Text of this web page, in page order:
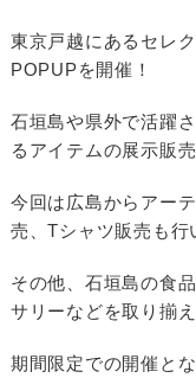
東京戸越にあるセレ
POPUPを開催！
石垣島や県外で活躍
るアイテムの展示販売
今回は広島からアー
売、Tシャツ販売も行
その他、石垣島の食
サリーなどを取り揃え
期間限定での開催と